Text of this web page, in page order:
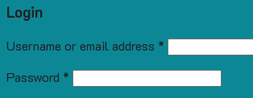
Login
Username or email address *
Password *